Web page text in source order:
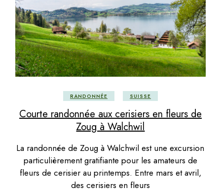
RANDONNÉE SUISSE
Courte randonnée aux cerisiers en fleurs de
Zoug à Walchwil
La randonnée de Zoug à Walchwil est une excursion
particulièrement gratifiante pour les amateurs de
fleurs de cerisier au printemps. Entre mars et avril,
des cerisiers en fleurs